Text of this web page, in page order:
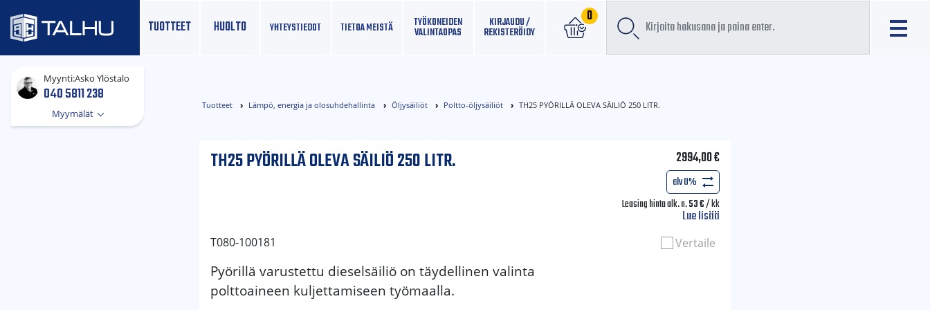
TUOTTEET HUOLTO
0
YHTEYS­TIEDOT TIETOA MEISTÄ TYÖKONEIDEN
VALINTAOPAS
KIRJAUDU /
REKISTERÖIDY
Myynti:Asko Ylöstalo
040 5811 238
Myymälät
Tuotteet Lämpö, energia ja olosuhdehallinta Öljysäiliöt Poltto-öljysäiliöt TH25 PYÖRILLÄ OLEVA SÄILIÖ 250 LITR.
TH25 PYÖRILLÄ OLEVA SÄILIÖ 250 LITR. 2994,00€
alv 0%
Leasing hinta alk. n.53€/ kk
Lue lisää
T080-100181 Vertaile
Pyörillä varustettu dieselsäiliö on täydellinen valinta
polttoaineen kuljettamiseen työmaalla.